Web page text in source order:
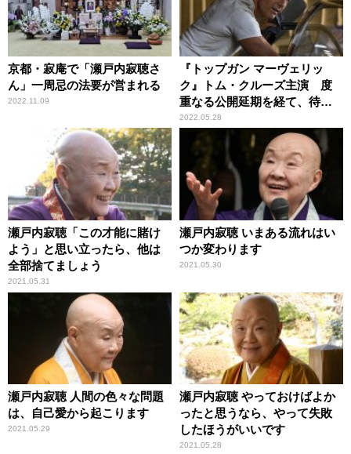
京都・寂庵で「瀬戸内寂聴さ
ん」一周忌の法要が営まれる
2022.11.09
『トップガン マーヴェリッ
ク』トム・クルーズ主演 度
重なる公開延期を経て、待望
のスクリーンへ
2022.05.28
瀬戸内寂聴「この才能に賭け
よう」と思い立ったら、他は
全部捨てましょう
2021.05.31
瀬戸内寂聴 いまある流れはい
つか変わります
2021.05.30
瀬戸内寂聴 人間の色々な問題
は、自己愛から起こります
2021.05.29
瀬戸内寂聴 やっておけばよか
ったと思うなら、やって失敗
したほうがいいです
2021.05.28